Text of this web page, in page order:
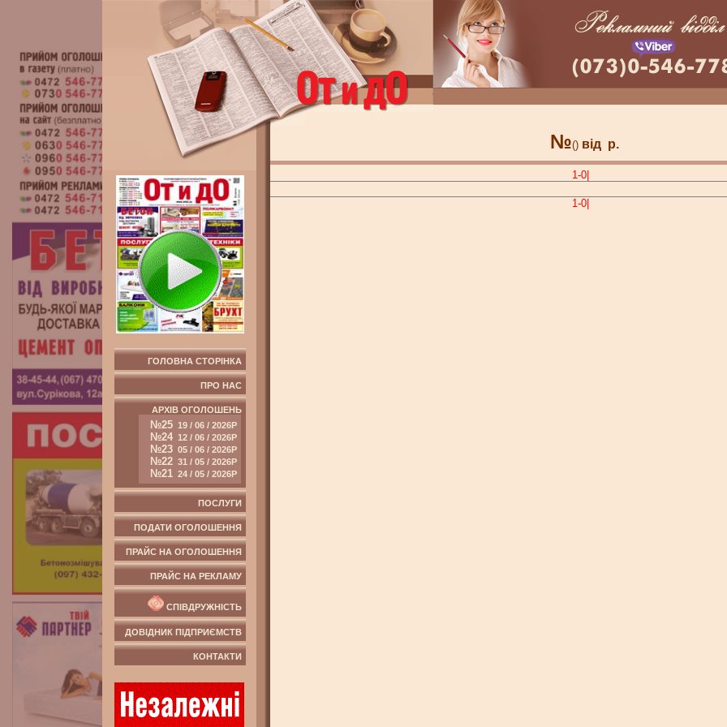
ГОЛОВНА СТОРІНКА
ПРО НАС
АРХІВ ОГОЛОШЕНЬ
№25 19 / 06 / 2026Р
№24 12 / 06 / 2026Р
№23 05 / 06 / 2026Р
№22 31 / 05 / 2026Р
№21 24 / 05 / 2026Р
ПОСЛУГИ
ПОДАТИ ОГОЛОШЕННЯ
ПРАЙС НА ОГОЛОШЕННЯ
ПРАЙС НА РЕКЛАМУ
СПІВДРУЖНІСТЬ
ДОВІДНИК ПІДПРИЄМСТВ
КОНТАКТИ
№() від р.
1-0|
1-0|